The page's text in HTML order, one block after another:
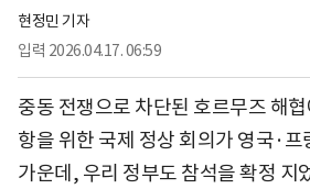
현정민 기자
입력 2026.04.17. 06:59
중동 전쟁으로 차단된 호르무즈 해
항을 위한 국제 정상 회의가 영국·
가운데, 우리 정부도 참석을 확정 지